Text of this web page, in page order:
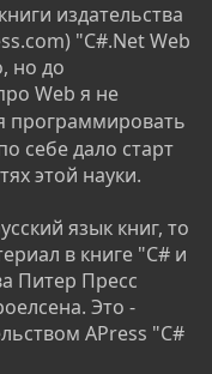
издательства
"C#.Net Web
но до
Web я не
программировать
себе дало старт
этой науки.
язык книг, то
в книге "C# и
Питер Пресс
Это -
APress "C#